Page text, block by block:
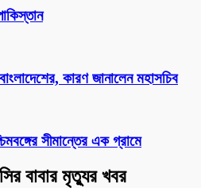
কারণ জানালেন মহাসচিব
সীমান্তের এক গ্রামে
বাবার মৃত্যুর খবর